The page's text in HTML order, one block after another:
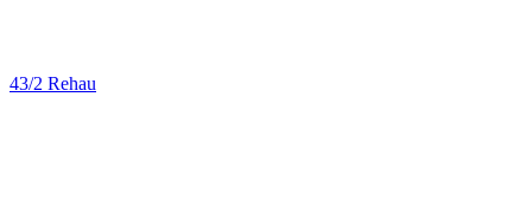
43/2 Rehau